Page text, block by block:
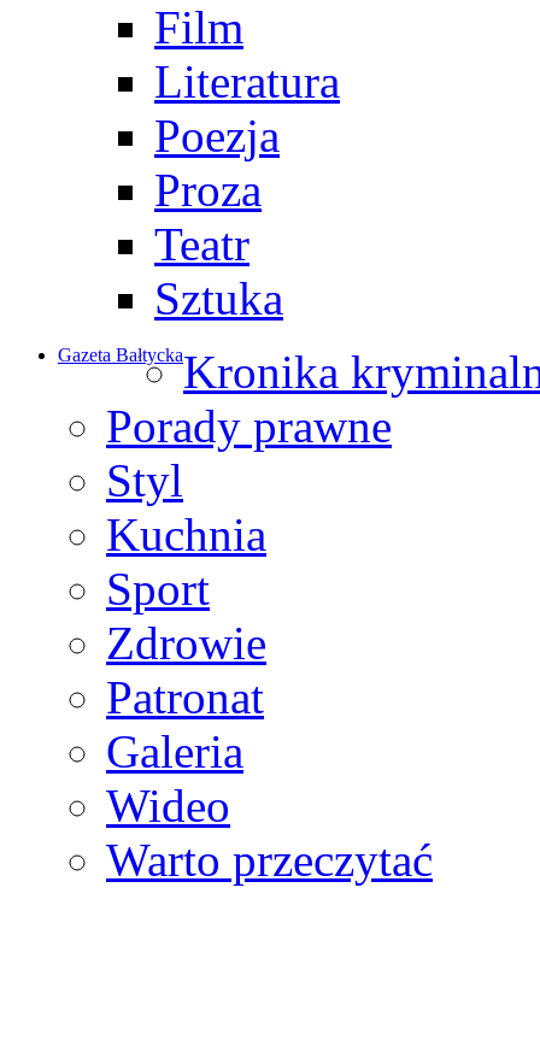
Film
Literatura
Poezja
Proza
Teatr
Sztuka
Gazeta BałtyckaKronika
Porady prawne
Styl
Kuchnia
Sport
Zdrowie
Patronat
Galeria
Wideo
Warto przeczytać